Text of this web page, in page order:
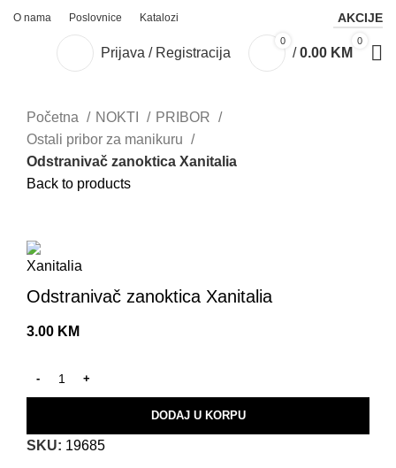
O nama Poslovnice Katalozi AKCIJE
Prijava / Registracija
0 0
/ 0.00 KM
Početna NOKTI
PRIBOR
Ostali pribor za manikuru
Odstranivač zanoktica Xanitalia
Back to products
Odstranivač zanoktica Xanitalia
3.00 KM
DODAJ U KORPU
SKU: 19685